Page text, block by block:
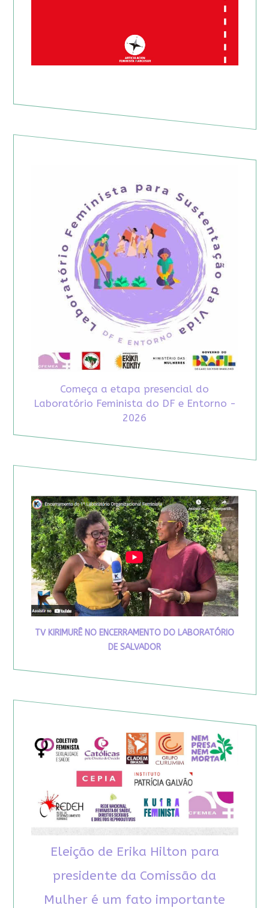
Começa a etapa presencial do
Laboratório Feminista do DF e Entorno -
2026
TV KIRIMURÊ NO ENCERRAMENTO DO LABORATÓRIO
DE SALVADOR
Eleição de Erika Hilton para
presidente da Comissão da
Mulher é um fato importante